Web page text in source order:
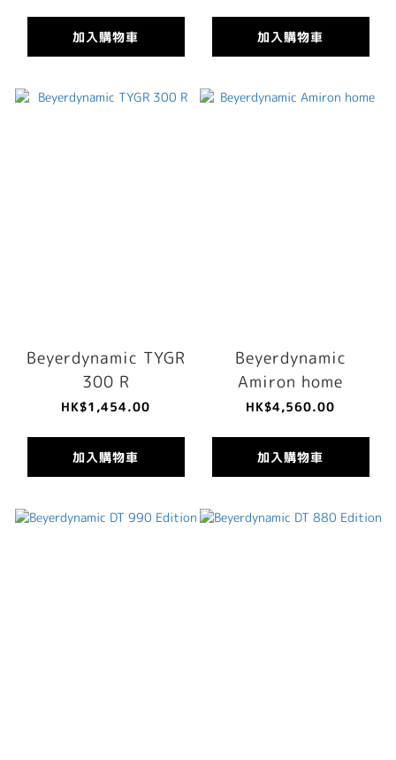
加入購物車 加入購物車
Beyerdynamic TYGR
300 R
HK$1,454.00
加入購物車
Beyerdynamic
Amiron home
HK$4,560.00
加入購物車